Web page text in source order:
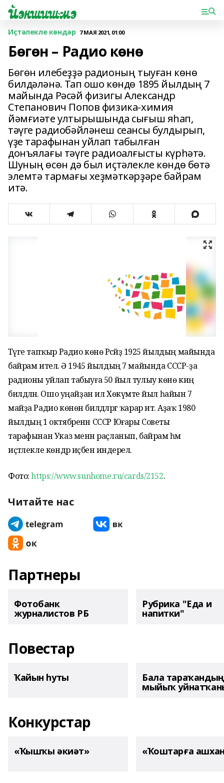
Иҫтәлекле көндәр 7 МАЯ 2021, 01:00
Бөгөн – Радио көнө
Бөгөн илебеҙҙә радионың тыуған көнө
билдәләнә. Тап ошо көндө 1895 йылдың 7
майында Рәсәй физигы Александр
Степанович Попов физика-химия
йәмғиәте ултырышында сығыш яһап,
тәүге радиобәйләнеш сеансы булдырып,
үҙе тарафынан уйлап табылған
донъялағы тәүге радиоалғысты күрһәтә.
Шуның өсөн дә был иҫтәлекле көндө бөтә
элемтә тармағы хеҙмәткәрҙәре байрам
итә.
Тәүге тапҡыр Радио көнө Рәсәйҙә 1925 йылдың майында
байрам ителә. Ә 1945 йылдың 7 майында СССР-ҙа
радионы уйлап табыуға 50 йыл тулыу көнө киң
билдәләнә. Ошо уңайҙан ил Хөкүмәте йыл һайын 7
майҙа Радио көнөн билдәләргә ҡарар итә. Аҙаҡ 1980
йылдың 1 октябренән СССР Юғары Советы
тарафынан Указ менән раҫланып, байрам һәм
иҫтәлекле көндәр иҫәбенә индерелә.
Фото:https://www.sunhome.ru/cards/2152.
Читайте нас
Партнеры
Фотобанк
журналистов РБ
Рубрика "Еда и
напитки"
Повестар
Ҡайын һуты Бала тараҡандың
мыйыҡ
Конкурстар
«Ҡышҡы әкиәт» «Ҡоштарға